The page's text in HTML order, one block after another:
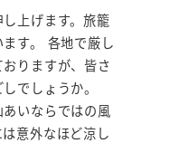
上げます。旅籠
す。 各地で厳し
りますが、皆さ
でしょうか。
いならではの風
意外なほど涼し